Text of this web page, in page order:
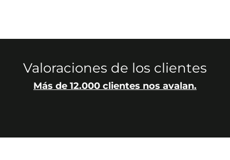
Valoraciones de los clientes
Más de 12.000 clientes nos avalan.